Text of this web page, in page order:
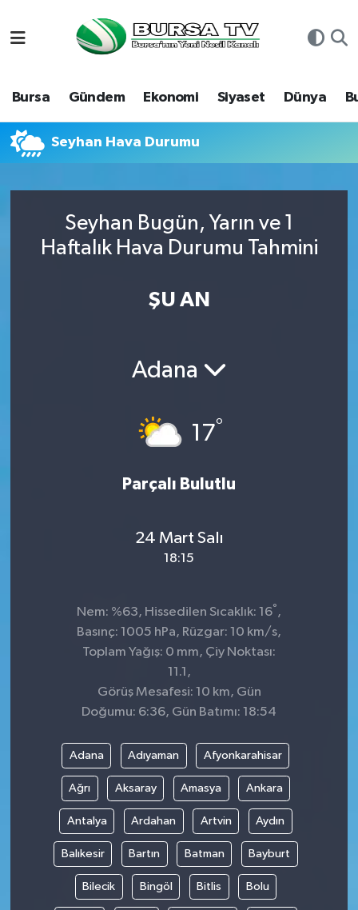
Bursa Gündem Ekonomi Siyaset Dünya
Seyhan Hava Durumu
Seyhan Bugün, Yarın ve 1
Haftalık Hava Durumu Tahmini
ŞU AN
Adana
17°
Parçalı Bulutlu
24 Mart Salı
18:15
Nem: %63, Hissedilen Sıcaklık: 16° ,
Basınç: 1005 hPa, Rüzgar: 10 km/s,
Toplam Yağış: 0 mm, Çiy Noktası:
11.1,
Görüş Mesafesi: 10 km, Gün
Doğumu: 6:36, Gün Batımı: 18:54
Adana Adıyaman Afyonkarahisar
Ağrı Aksaray Amasya Ankara
Antalya Ardahan Artvin Aydın
Balıkesir Bartın Batman Bayburt
Bilecik Bingöl Bitlis Bolu
Bursa
Dünya
Ekonomi
Hava Durumu
Namaz Vakitleri
Süper Lig Puan Durumu ve Fikstür
Son Dakika Haberleri